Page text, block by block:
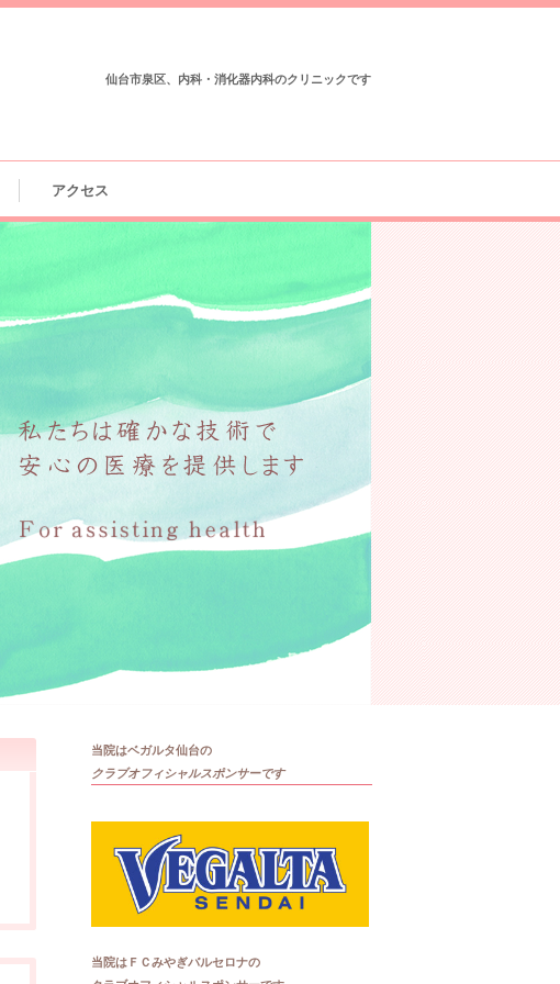
仙台市泉区、内科・消化器内科のクリニックです
アクセス
当院はベガルタ仙台の
クラブオフィシャルスポンサーです
当院はＦＣみやぎバルセロナの